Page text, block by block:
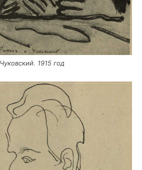
1915 год